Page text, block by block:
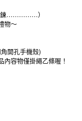
鍊……………）
物～
開孔手機殼)
內容物僅掛繩乙條喔！